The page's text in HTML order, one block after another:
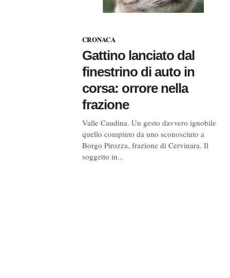
CRONACA
Gattino lanciato dal
finestrino di auto in
corsa: orrore nella
frazione
Valle Caudina. Un gesto davvero ignobile
quello compiuto da uno sconosciuto a
Borgo Pirozza, frazione di Cervinara. Il
soggetto in...